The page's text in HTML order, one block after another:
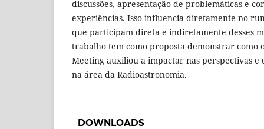
discussões, apresentação de problemáticas e
experiências. Isso influencia diretamente no
que participam direta e indiretamente desses
trabalho tem como proposta demonstrar como
Meeting auxiliou a impactar nas perspectivas
na área da Radioastronomia.
DOWNLOADS